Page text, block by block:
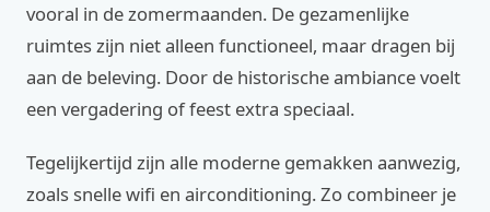
vooral in de zomermaanden. De gezamenlijke
ruimtes zijn niet alleen functioneel, maar dragen bij
aan de beleving. Door de historische ambiance voelt
een vergadering of feest extra speciaal.
Tegelijkertijd zijn alle moderne gemakken aanwezig,
zoals snelle wifi en airconditioning. Zo combineer je